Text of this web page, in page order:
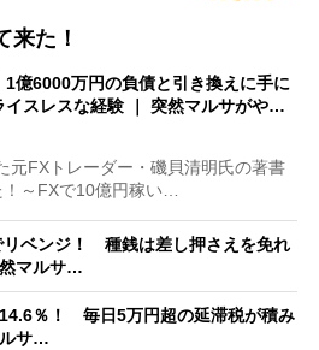
来た！
1億6000万円の負債と引き換えに手に
イスレスな経験 ｜ 突然マルサがや…
FXトレーダー・磯貝清明氏の著書
！～FXで10億円稼い…
リベンジ！ 種銭は差し押さえを免れ
マルサ…
14.6％！ 毎日5万円超の延滞税が積み
ルサ…